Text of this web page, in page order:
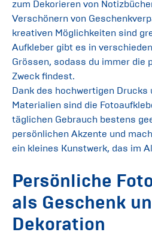
zum Dekorieren von
Verschönern von
kreativen Möglichkeiten sind
Aufkleber gibt es in
Grössen, sodass du immer die
Zweck findest.
Dank des hochwertigen Drucks
Materialien sind die
täglichen Gebrauch bestens
persönlichen Akzente und
ein kleines Kunstwerk, das im
Persönliche
als Geschenk
Dekoration